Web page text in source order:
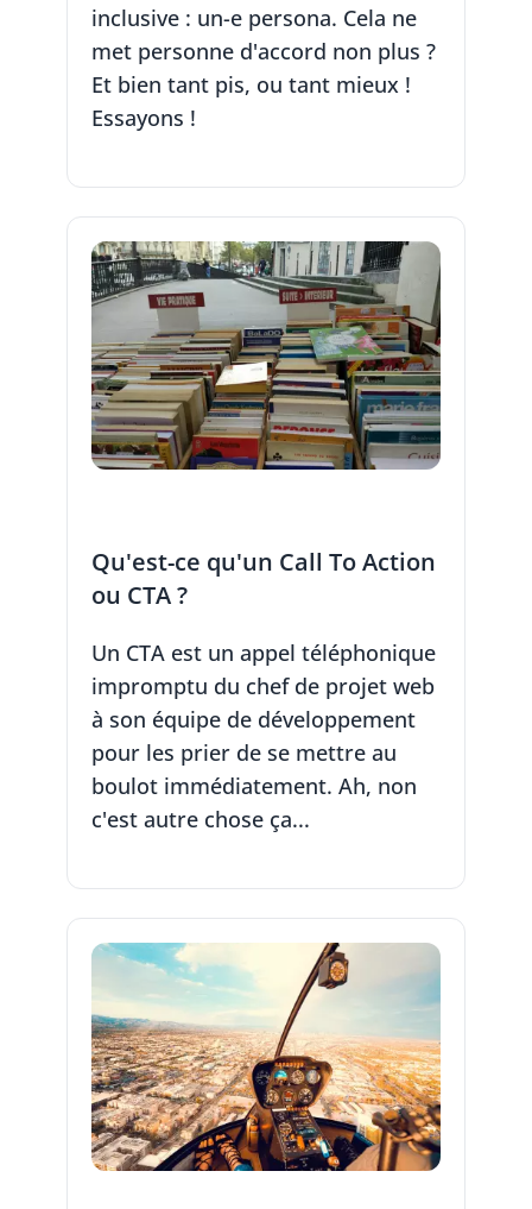
inclusive : un-e persona. Cela ne
met personne d'accord non plus ?
Et bien tant pis, ou tant mieux !
Essayons !
Qu'est-ce qu'un Call To Action
ou CTA ?
Un CTA est un appel téléphonique
impromptu du chef de projet web
à son équipe de développement
pour les prier de se mettre au
boulot immédiatement. Ah, non
c'est autre chose ça...